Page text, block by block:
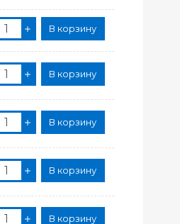
В корзину
В корзину
В корзину
В корзину
В корзину